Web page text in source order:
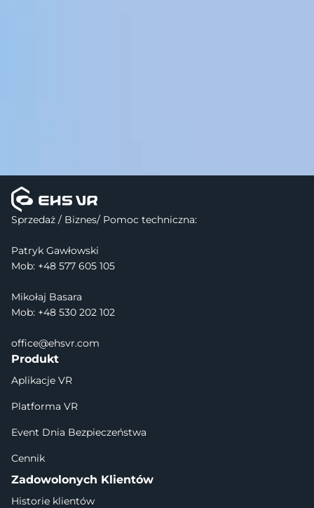
Sprzedaż / Biznes/ Pomoc techniczna:
Patryk Gawłowski
Mob: +48 577 605 105
Mikołaj Basara
Mob: +48 530 202 102
office@ehsvr.com
Produkt
Aplikacje VR
Platforma VR
Event Dnia Bezpieczeństwa
Cennik
Zadowolonych Klientów
Historie klientów